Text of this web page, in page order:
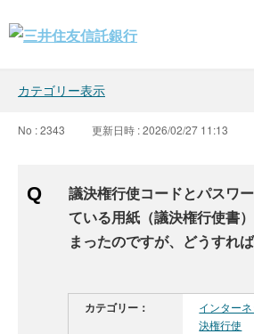
カテゴリー表示
No : 2343 更新日時 : 2026/02/27 11:13
議決権行使コードとパスワ
ている用紙（議決権行使書
まったのですが、どうすれ
カテゴリー：
インター
決権行使